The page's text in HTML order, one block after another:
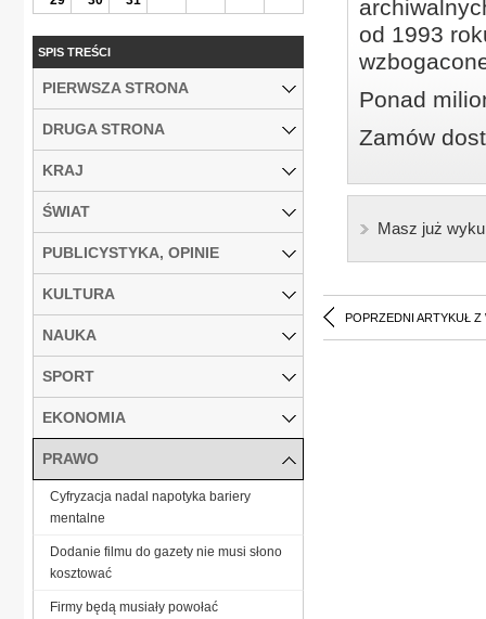
od 1993
Ponad
Zamów
Masz już
POPRZEDNI ARTYKUŁ Z
SPIS TREŚCI
PIERWSZA STRONA
DRUGA STRONA
KRAJ
ŚWIAT
PUBLICYSTYKA, OPINIE
KULTURA
NAUKA
SPORT
EKONOMIA
PRAWO
Cyfryzacja nadal napotyka bariery
mentalne
Dodanie filmu do gazety nie musi słono
kosztować
Firmy będą musiały powołać